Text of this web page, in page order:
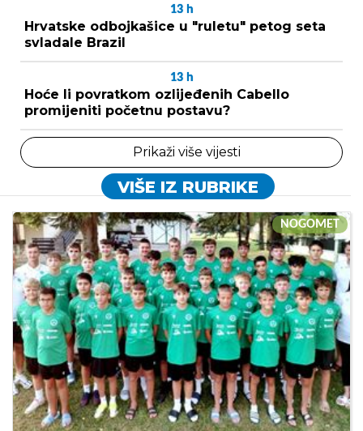
13 h
Hrvatske odbojkašice u "ruletu" petog seta
svladale Brazil
13 h
Hoće li povratkom ozlijeđenih Cabello
promijeniti početnu postavu?
Prikaži više vijesti
VIŠE IZ RUBRIKE
NOGOMET